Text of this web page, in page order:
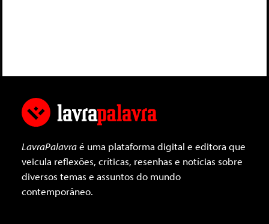
LavraPalavraé uma plataforma digital e editora que
veicula reflexões, críticas, resenhas e notícias sobre
diversos temas e assuntos do mundo
contemporâneo.